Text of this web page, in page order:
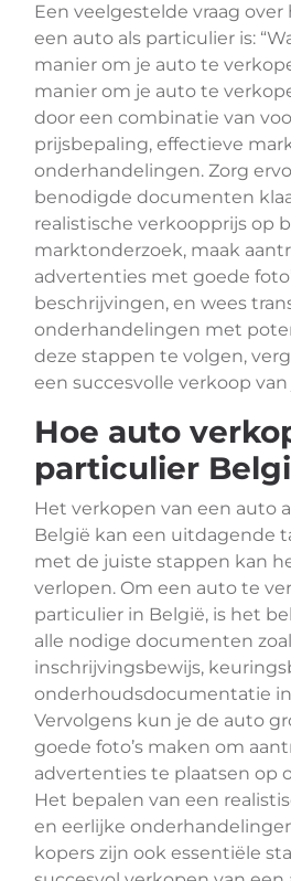
Een veelgestelde vraag
een auto als particulier is:
manier om je auto te
manier om je auto te
door een combinatie van
prijsbepaling, effectieve
onderhandelingen. Zorg
benodigde documenten
realistische verkoopprijs op
marktonderzoek, maak
advertenties met goede
beschrijvingen, en wees
onderhandelingen met
deze stappen te volgen,
een succesvolle verkoop
Hoe auto
particulier
Het verkopen van een auto
België kan een uitdagende
met de juiste stappen kan
verlopen. Om een auto te
particulier in België, is het
alle nodige documenten
inschrijvingsbewijs,
onderhoudsdocumentatie
Vervolgens kun je de auto
goede foto’s maken om
advertenties te plaatsen op
Het bepalen van een
en eerlijke
kopers zijn ook essentiële